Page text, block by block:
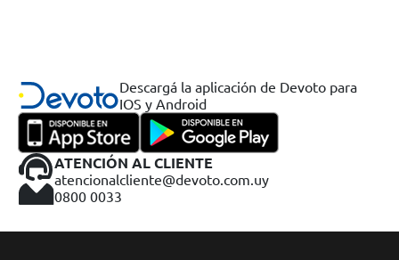
Descargá la aplicación de Devoto para
IOS y Android
ATENCIÓN AL CLIENTE
atencionalcliente@devoto.com.uy
0800 0033